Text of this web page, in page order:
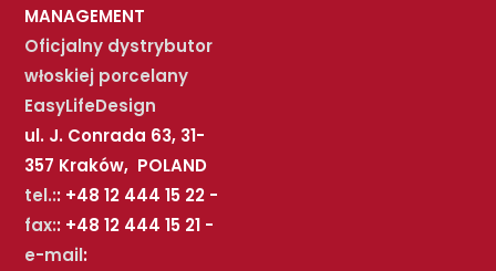
MANAGEMENT
Oficjalny dystrybutor
włoskiej porcelany
EasyLifeDesign
ul. J. Conrada 63, 31-
357 Kraków, POLAND
tel.:: +48 12 444 15 22 -
fax:: +48 12 444 15 21 -
e-mail: